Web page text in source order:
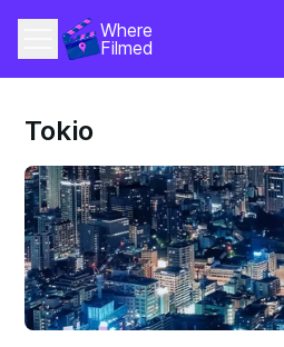
Where
Filmed
Tokio